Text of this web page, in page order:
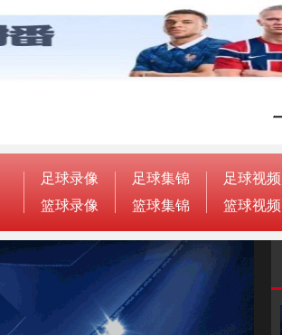
足球录像
篮球录像
足球集锦
篮球集锦
足球视频
篮球视频